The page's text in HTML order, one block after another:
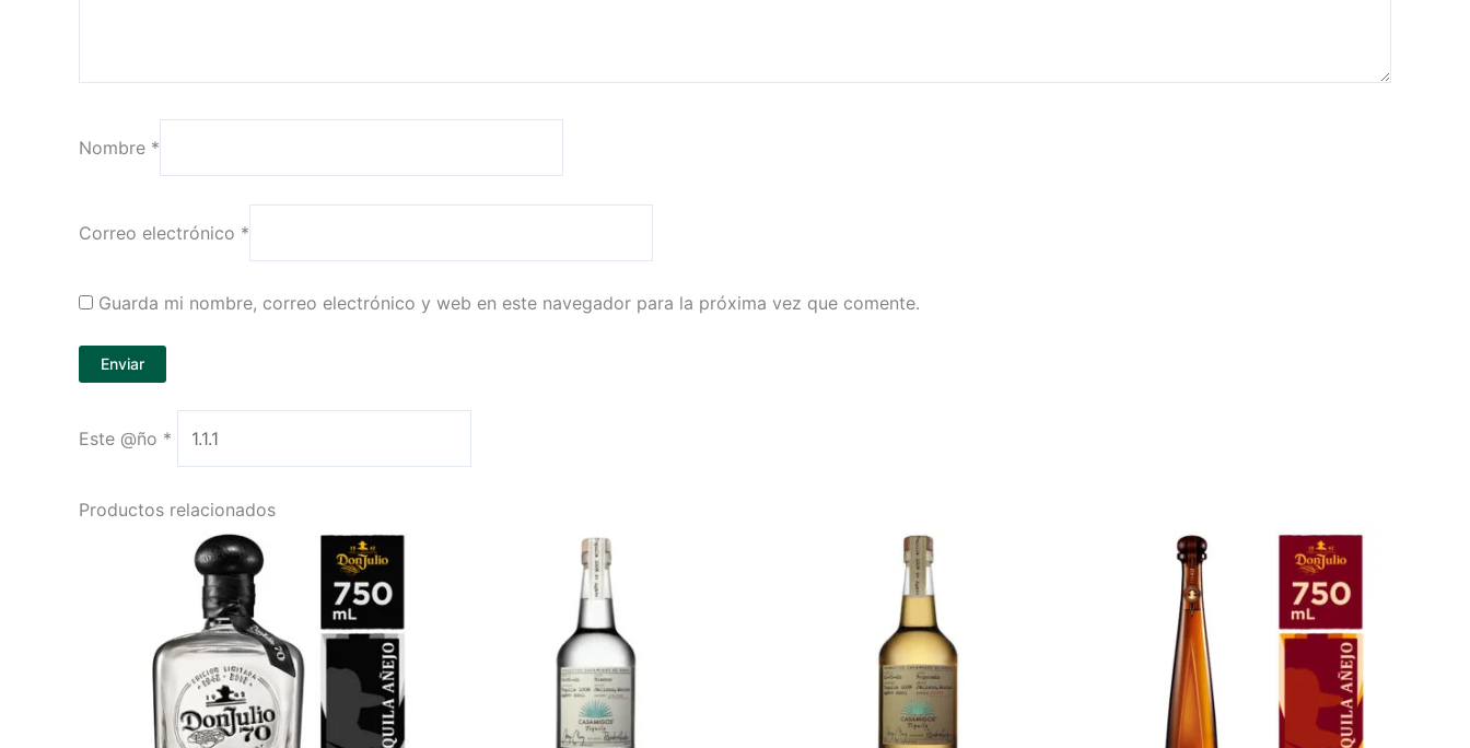
Nombre *
Correo electrónico *
Guarda mi nombre, correo electrónico y web en este navegador para la próxima vez que comente.
Este @ño *
Productos relacionados